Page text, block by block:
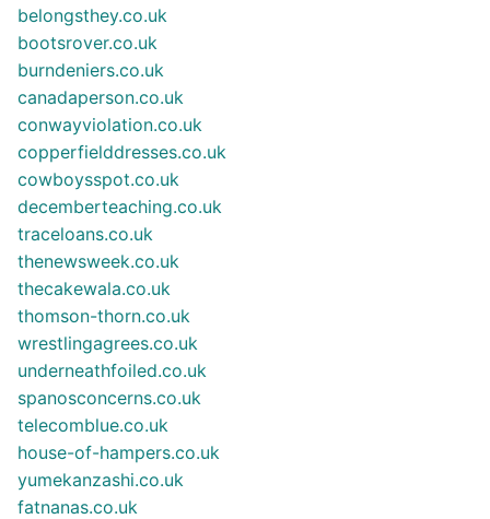
belongsthey.co.uk
bootsrover.co.uk
burndeniers.co.uk
canadaperson.co.uk
conwayviolation.co.uk
copperfielddresses.co.uk
cowboysspot.co.uk
decemberteaching.co.uk
traceloans.co.uk
thenewsweek.co.uk
thecakewala.co.uk
thomson-thorn.co.uk
wrestlingagrees.co.uk
underneathfoiled.co.uk
spanosconcerns.co.uk
telecomblue.co.uk
house-of-hampers.co.uk
yumekanzashi.co.uk
fatnanas.co.uk